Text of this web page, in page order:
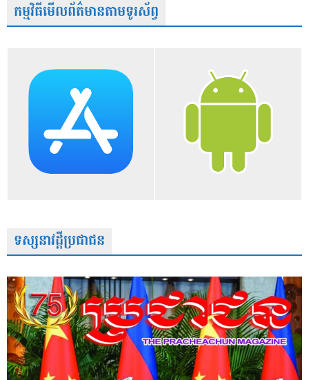
កម្មវិធីមើលព័ត៌មានតាមទូរស័ព្វ
ទស្សនាវដ្តីប្រជាជន